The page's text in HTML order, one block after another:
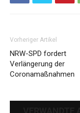
Vorheriger Artikel
NRW-SPD fordert
Verlängerung der
Coronamaßnahmen